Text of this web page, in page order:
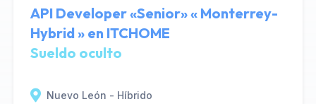
API Developer «Senior» « Monterrey-
Hybrid » en ITCHOME
Sueldo oculto
Nuevo León - Híbrido